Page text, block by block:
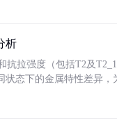
析
抗拉强度（包括T2及
态下的金属特性差异，